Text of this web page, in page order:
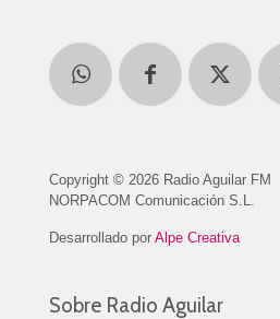
Copyright © 2026 Radio Aguilar FM
NORPACOM Comunicación S.L.
Desarrollado por Alpe Creativa
Sobre Radio Aguilar